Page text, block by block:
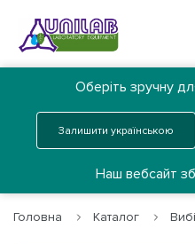
Головна Каталог
Оберіть зручну
Залишити українською
Наш вебсайт